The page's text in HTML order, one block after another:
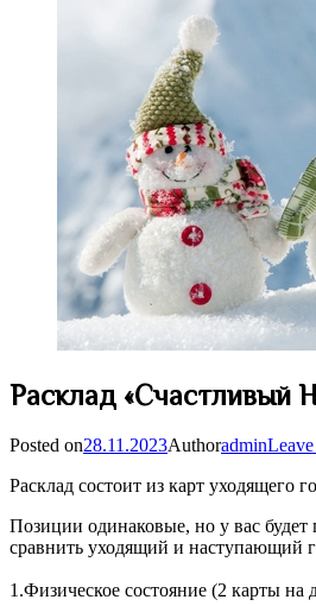
Расклад «Счастливый
Posted on28.11.2023Authoradmin
Расклад состоит из карт уходящего
Позиции одинаковые, но у вас будет
сравнить уходящий и наступающий
1.Физическое состояние (2 карты на